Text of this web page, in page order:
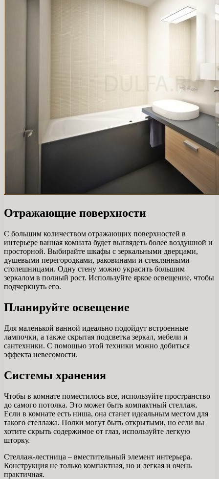
Отражающие поверхности
С большим количеством отражающих поверхностей в
интерьере ванная комната будет выглядеть более воздушной и
просторной. Выбирайте шкафы с зеркальными дверцами,
душевыми перегородками, раковинами и стеклянными
столешницами. Одну стену можно украсить большим
зеркалом в полный рост. Используйте яркое освещение, чтобы
подчеркнуть его.
Планируйте освещение
Для маленькой ванной идеально подойдут встроенные
лампочки, а также скрытая подсветка зеркал, мебели и
сантехники. С помощью этой техники можно добиться
эффекта невесомости.
Системы хранения
Чтобы в комнате поместилось все, используйте пространство
до самого потолка. Это может быть компактный стеллаж.
Если в комнате есть ниша, она станет идеальным местом для
такого стеллажа. Полки могут быть открытыми, но если вы
хотите скрыть содержимое от глаз, используйте легкую
шторку.
Стеллаж-лестница – вместительный элемент интерьера.
Конструкция не только компактная, но и легкая и очень
практичная.